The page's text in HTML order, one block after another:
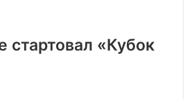
стартовал «Кубок